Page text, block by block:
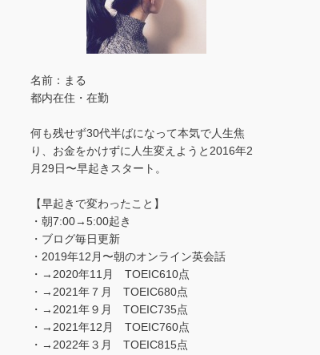
名前：まる
都内在住・在勤
何も残せず30代半ばになって本気で人生焦
り、お金をかけずに人生変えようと2016年2
月29日〜早起きスタート。
【早起きで変わったこと】
・朝7:00→5:00起き
・ブログ毎日更新
・2019年12月〜朝のオンライン英会話
・→2020年11月 TOEIC610点
・→2021年７月 TOEIC680点
・→2021年９月 TOEIC735点
・→2021年12月 TOEIC760点
・→2022年３月 TOEIC815点